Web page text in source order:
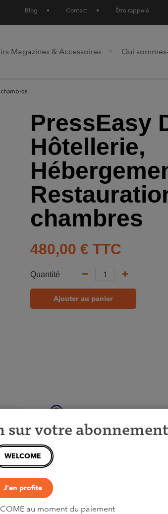
Blog • Contact • Être rappelé
Magazines & Accessoires Qui
PressEasy
Hôtellerie,
chambres
480,00 € TTC
Quantité
Ajouter au panier
sur votre abonnement
WELCOME
J'en profite
au moment du paiement